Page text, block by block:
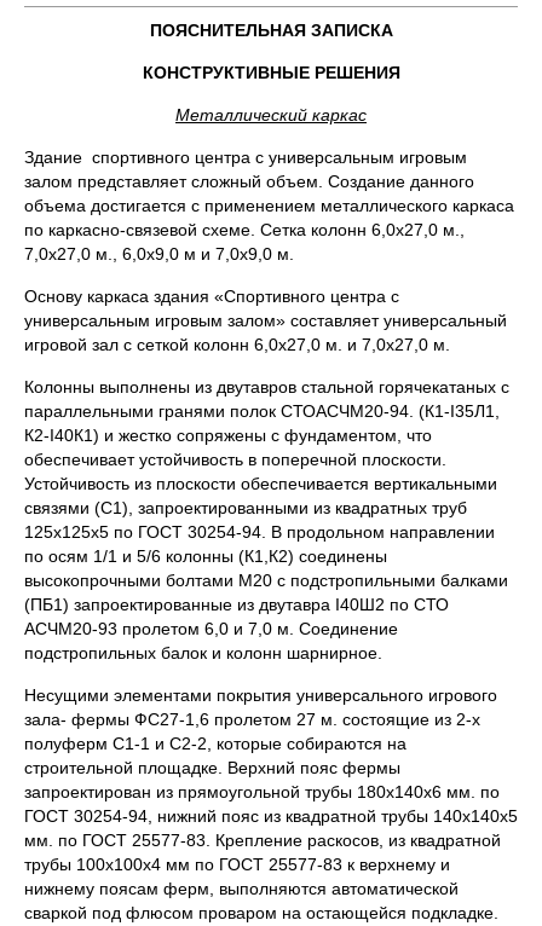
ПОЯСНИТЕЛЬНАЯ ЗАПИСКА
КОНСТРУКТИВНЫЕ РЕШЕНИЯ
Металлический каркас
Здание спортивного центра с универсальным игровым
залом представляет сложный объем. Создание данного
объема достигается с применением металлического каркаса
по каркасно-связевой схеме. Сетка колонн 6,0х27,0 м.,
7,0х27,0 м., 6,0х9,0 м и 7,0х9,0 м.
Основу каркаса здания «Спортивного центра с
универсальным игровым залом» составляет универсальный
игровой зал с сеткой колонн 6,0х27,0 м. и 7,0х27,0 м.
Колонны выполнены из двутавров стальной горячекатаных с
параллельными гранями полок СТОАСЧМ20-94. (К1-I35Л1,
К2-I40К1) и жестко сопряжены с фундаментом, что
обеспечивает устойчивость в поперечной плоскости.
Устойчивость из плоскости обеспечивается вертикальными
связями (С1), запроектированными из квадратных труб
125х125х5 по ГОСТ 30254-94. В продольном направлении
по осям 1/1 и 5/6 колонны (К1,К2) соединены
высокопрочными болтами М20 с подстропильными балками
(ПБ1) запроектированные из двутавра I40Ш2 по СТО
АСЧМ20-93 пролетом 6,0 и 7,0 м. Соединение
подстропильных балок и колонн шарнирное.
Несущими элементами покрытия универсального игрового
зала- фермы ФС27-1,6 пролетом 27 м. состоящие из 2-х
полуферм С1-1 и С2-2, которые собираются на
строительной площадке. Верхний пояс фермы
запроектирован из прямоугольной трубы 180х140х6 мм. по
ГОСТ 30254-94, нижний пояс из квадратной трубы 140х140х5
мм. по ГОСТ 25577-83. Крепление раскосов, из квадратной
трубы 100х100х4 мм по ГОСТ 25577-83 к верхнему и
нижнему поясам ферм, выполняются автоматической
сваркой под флюсом проваром на остающейся подкладке.